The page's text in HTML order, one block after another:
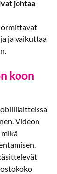
johtaa
ja vaikuttaa
koon
Videon
mikä